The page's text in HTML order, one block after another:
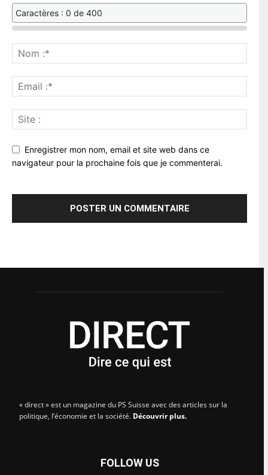
Caractères : 0 de 400
Enregistrer mon nom, email et site web dans ce
navigateur pour la prochaine fois que je commenterai.
« direct » est un magazine du PS Suisse avec des articles sur la
politique, l’économie et la société. Découvrir plus.
FOLLOW US